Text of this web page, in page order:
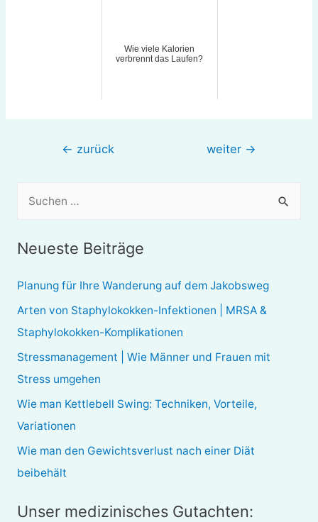
Wie viele Kalorien
verbrennt das Laufen?
Beitragsnavigation
← zurück weiter →
e
n
n
Neueste Beiträge
Planung für Ihre Wanderung auf dem Jakobsweg
Arten von Staphylokokken-Infektionen | MRSA &
Staphylokokken-Komplikationen
Stressmanagement | Wie Männer und Frauen mit
Stress umgehen
Wie man Kettlebell Swing: Techniken, Vorteile,
Variationen
Wie man den Gewichtsverlust nach einer Diät
beibehält
Unser medizinisches Gutachten: